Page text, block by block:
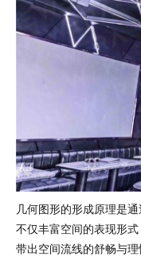
几何图形的形成原理是
不仅丰富空间的表现形
带出空间流线的舒畅与理